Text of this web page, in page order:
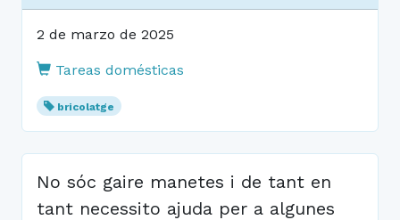
2 de marzo de 2025
Tareas domésticas
bricolatge
No sóc gaire manetes i de tant en
tant necessito ajuda per a algunes